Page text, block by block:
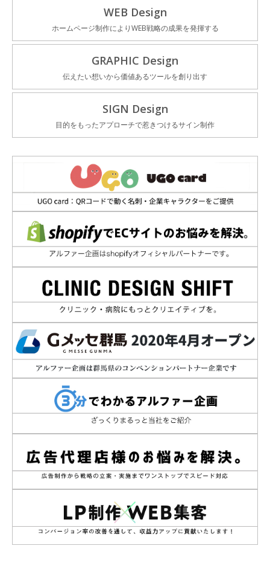
WEB Design
ホームページ制作によりWEB戦略の成果を発揮する
GRAPHIC Design
伝えたい想いから価値あるツールを創り出す
SIGN Design
目的をもったアプローチで惹きつけるサイン制作